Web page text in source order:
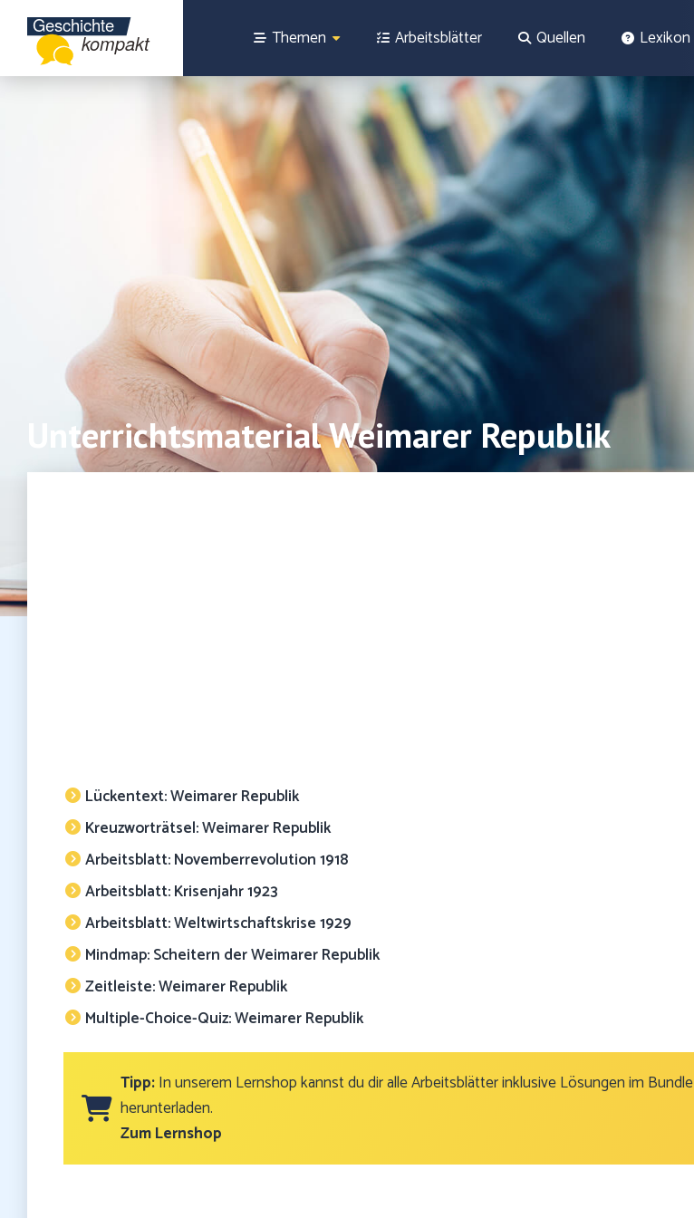
Themen Arbeitsblätter Quellen Lexikon
Unterrichtsmaterial Weimarer Republik
Lückentext: Weimarer Republik
Kreuzworträtsel: Weimarer Republik
Arbeitsblatt: Novemberrevolution 1918
Arbeitsblatt: Krisenjahr 1923
Arbeitsblatt: Weltwirtschaftskrise 1929
Mindmap: Scheitern der Weimarer Republik
Zeitleiste: Weimarer Republik
Multiple-Choice-Quiz: Weimarer Republik
Tipp:In unserem Lernshop kannst du dir alle Arbeitsblätter inklusive Lösungen im Bundle
herunterladen.
Zum Lernshop